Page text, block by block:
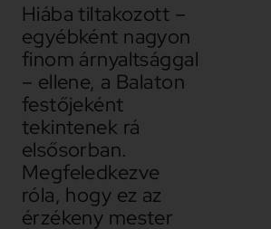
Hiába tiltakozott –
egyébként nagyon
finom árnyaltsággal
– ellene, a Balaton
festőjeként
tekintenek rá
elsősorban.
Megfeledkezve
róla, hogy ez az
érzékeny mester